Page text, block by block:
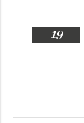
19